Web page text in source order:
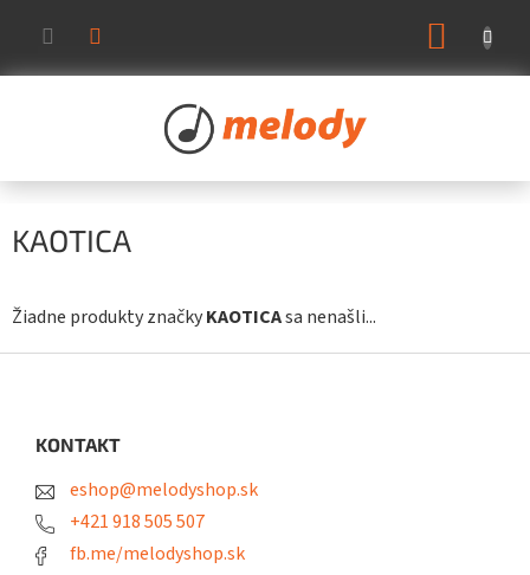
obsah
KAOTICA
Žiadne produkty značkyKAOTICAsa nenašli...
KONTAKT
eshop@melodyshop.sk
+421 918 505 507
fb.me/melodyshop.sk